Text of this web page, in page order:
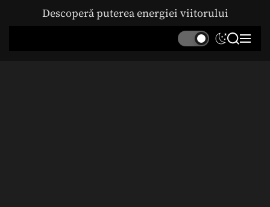
Descoperă puterea energiei viitorului
S
S M